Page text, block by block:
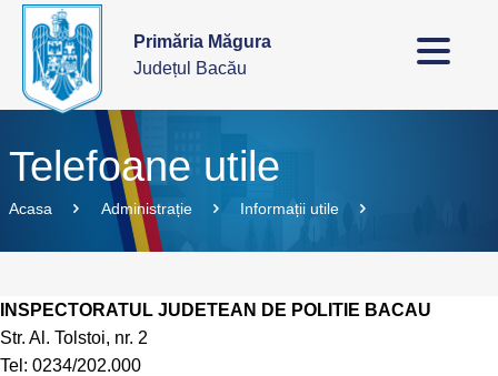
Primăria Măgura
Județul Bacău
Telefoane utile
Acasa Administrație Informații utile
INSPECTORATUL JUDETEAN DE POLITIE BACAU
Str. Al. Tolstoi, nr. 2
Tel: 0234/202.000